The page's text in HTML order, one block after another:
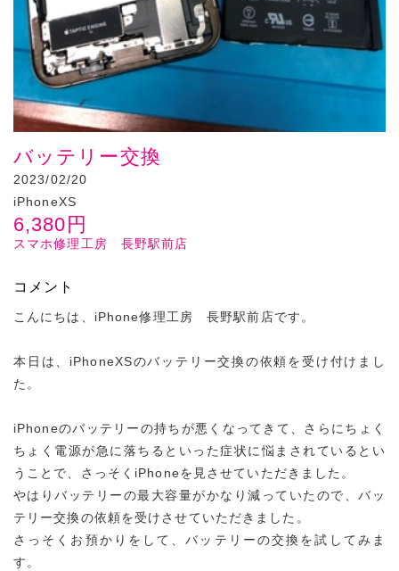
バッテリー交換
2023/02/20
iPhoneXS
6,380 円
スマホ修理工房 長野駅前店
コメント
こんにちは、iPhone修理工房 長野駅前店です。
本日は、iPhoneXSのバッテリー交換の依頼を受け付けまし
た。
iPhoneのバッテリーの持ちが悪くなってきて、さらにちょく
ちょく電源が急に落ちるといった症状に悩まされているとい
うことで、さっそくiPhoneを見させていただきました。
やはりバッテリーの最大容量がかなり減っていたので、バッ
テリー交換の依頼を受けさせていただきました。
さっそくお預かりをして、バッテリーの交換を試してみま
す。